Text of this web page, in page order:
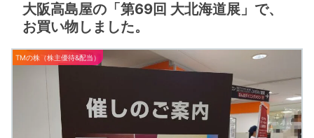
大阪高島屋の「第69回 大北海道展」で、
お買い物しました。
TMの株（株主優待&配当）